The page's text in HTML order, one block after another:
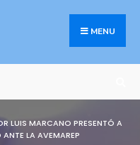
MENU
LUIS MARCANO PRESENTÓ A
LA AVEMAREP